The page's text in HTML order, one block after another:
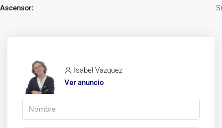
Ascensor: Si
Isabel Vazquez
Ver anuncio